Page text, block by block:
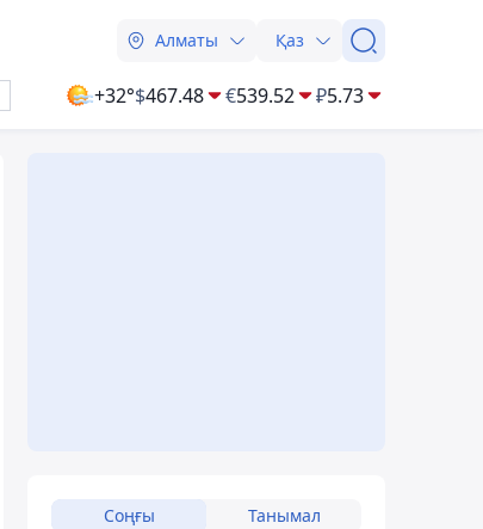
Алматы Қаз
+32°$467.48 €539.52 ₽5.73
Соңғы Танымал